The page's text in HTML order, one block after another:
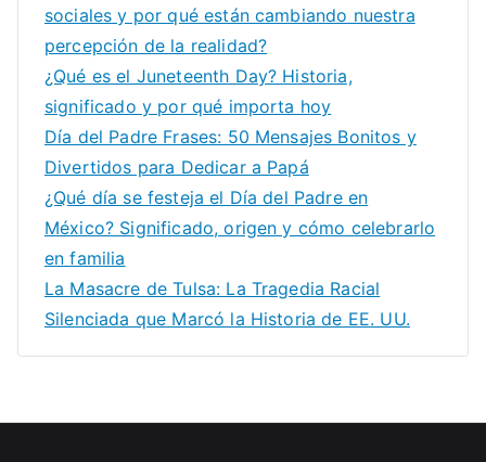
sociales y por qué están cambiando nuestra
percepción de la realidad?
¿Qué es el Juneteenth Day? Historia,
significado y por qué importa hoy
Día del Padre Frases: 50 Mensajes Bonitos y
Divertidos para Dedicar a Papá
¿Qué día se festeja el Día del Padre en
México? Significado, origen y cómo celebrarlo
en familia
La Masacre de Tulsa: La Tragedia Racial
Silenciada que Marcó la Historia de EE. UU.